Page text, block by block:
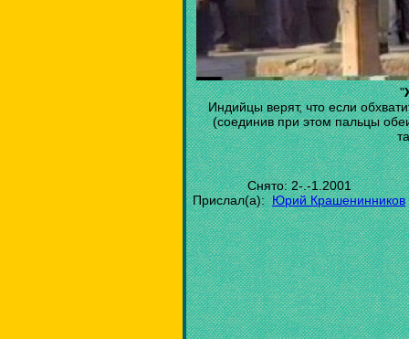
"
Индийцы верят, что если
(соединив при этом пальцы
Снято: 2-.-1.2001
Прислал(а):Юрий Крашенинников